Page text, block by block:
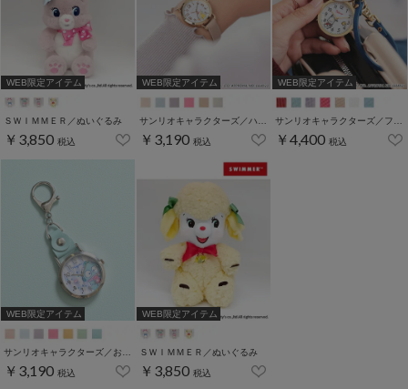
WEB限定アイテム
ＳＷＩＭＭＥＲ／ぬいぐるみ
￥3,850 税込
WEB限定アイテム
￥3,190 税込
WEB限定アイテム
￥4,400 税込
WEB限定アイテム
￥3,190 税込
WEB限定アイテム
ＳＷＩＭＭＥＲ／ぬいぐるみ
￥3,850 税込